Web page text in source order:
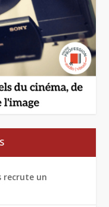
recrute un